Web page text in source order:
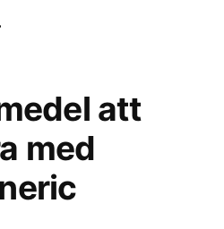
att
med